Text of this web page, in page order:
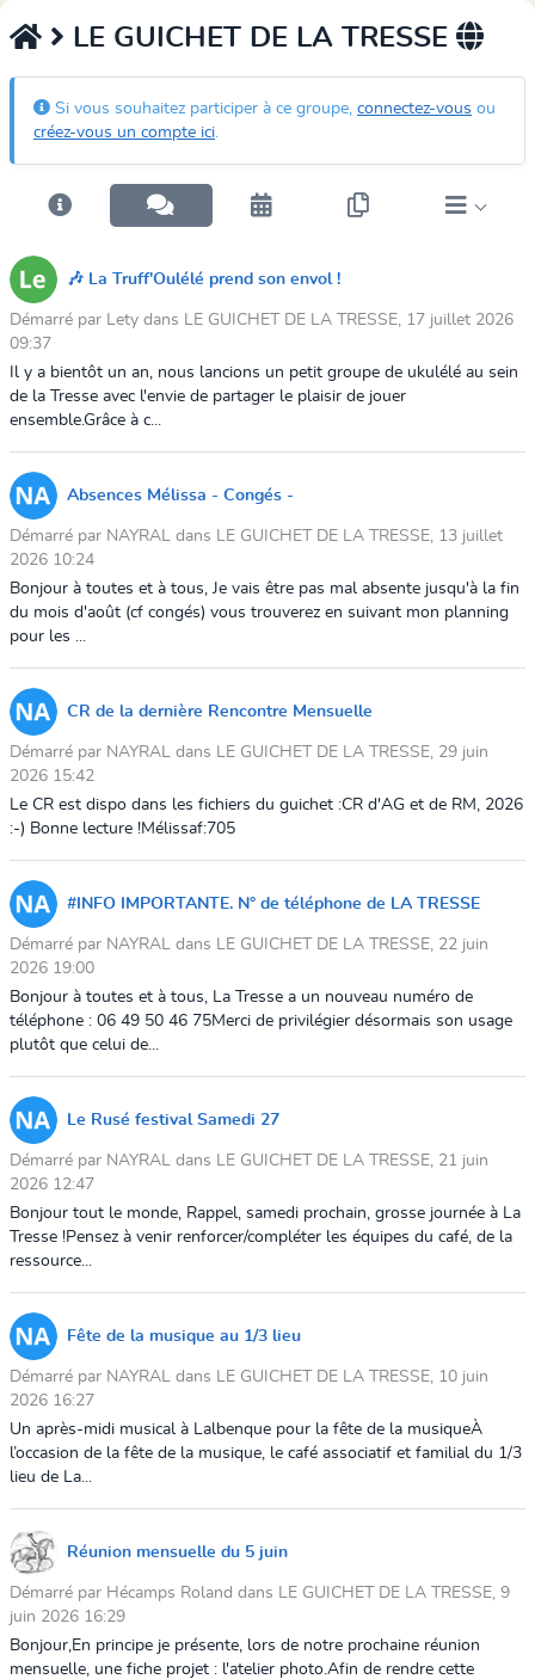
LE GUICHET DE LA TRESSE
Si vous souhaitez participer à ce groupe, connectez-vous ou
créez-vous un compte ici.
🎶 La Truff'Oulélé prend son envol !
Démarré par Lety dans LE GUICHET DE LA TRESSE, 17 juillet 2026
09:37
Il y a bientôt un an, nous lancions un petit groupe de ukulélé au sein
de la Tresse avec l'envie de partager le plaisir de jouer
ensemble.Grâce à c...
Absences Mélissa - Congés -
Démarré par NAYRAL dans LE GUICHET DE LA TRESSE, 13 juillet
2026 10:24
Bonjour à toutes et à tous, Je vais être pas mal absente jusqu'à la fin
du mois d'août (cf congés) vous trouverez en suivant mon planning
pour les ...
CR de la dernière Rencontre Mensuelle
Démarré par NAYRAL dans LE GUICHET DE LA TRESSE, 29 juin
2026 15:42
Le CR est dispo dans les fichiers du guichet :CR d'AG et de RM, 2026
:-) Bonne lecture !Mélissaf:705
#INFO IMPORTANTE. N° de téléphone de LA TRESSE
Démarré par NAYRAL dans LE GUICHET DE LA TRESSE, 22 juin
2026 19:00
Bonjour à toutes et à tous, La Tresse a un nouveau numéro de
téléphone : 06 49 50 46 75Merci de privilégier désormais son usage
plutôt que celui de...
Le Rusé festival Samedi 27
Démarré par NAYRAL dans LE GUICHET DE LA TRESSE, 21 juin
2026 12:47
Bonjour tout le monde, Rappel, samedi prochain, grosse journée à La
Tresse !Pensez à venir renforcer/compléter les équipes du café, de la
ressource...
Fête de la musique au 1/3 lieu
Démarré par NAYRAL dans LE GUICHET DE LA TRESSE, 10 juin
2026 16:27
Un après-midi musical à Lalbenque pour la fête de la musiqueÀ
l’occasion de la fête de la musique, le café associatif et familial du 1/3
lieu de La...
Réunion mensuelle du 5 juin
Démarré par Hécamps Roland dans LE GUICHET DE LA TRESSE, 9
juin 2026 16:29
Bonjour,En principe je présente, lors de notre prochaine réunion
mensuelle, une fiche projet : l'atelier photo.Afin de rendre cette